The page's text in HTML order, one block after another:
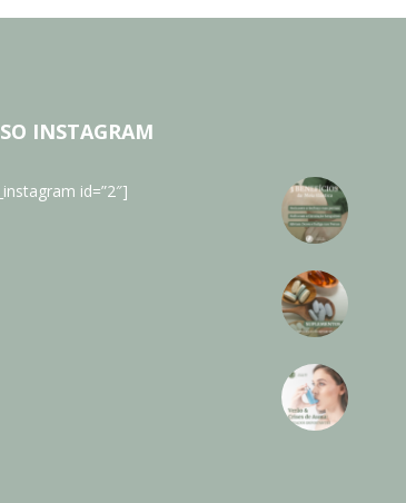
INSTAGRAM
id=”2″]